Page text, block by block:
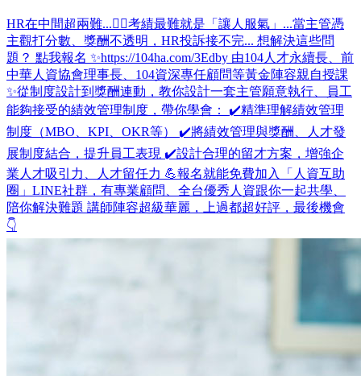
HR在中間超兩難...😵‍💫考績最難就是「讓人服氣」...當主管憑
主觀打分數、獎酬不透明，HR投訴接不完... 想解決這些問
題？ 點我報名 ✨https://104ha.com/3Edby 由104人才永續長、前
中華人資協會理事長、104資深專任顧問等黃金陣容親自授課
✨從制度設計到獎酬連動，教你設計一套主管願意執行、員工
能夠接受的績效管理制度，帶你學會： ✔️精準理解績效管理
制度（MBO、KPI、OKR等） ✔️將績效管理與獎酬、人才發
展制度結合，提升員工表現 ✔️設計合理的留才方案，增強企
業人才吸引力、人才留任力 💪報名就能免費加入「人資互助
圈」LINE社群，有專業顧問、全台優秀人資跟你一起共學、
陪你解決難題 講師陣容超級華麗，上過都超好評，最後機會
👇